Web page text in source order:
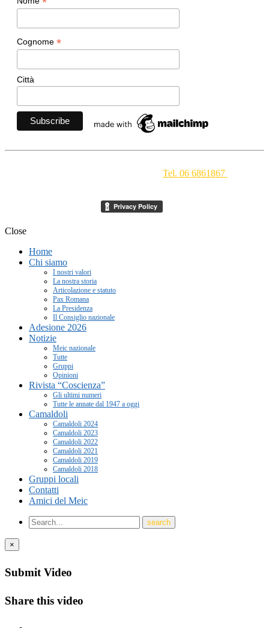
Cognome *
Città
Tel. 06 6861867
Close
Home
Chi siamo
I nostri valori
La nostra storia
Articolazione e statuto
Pax Romana
La Presidenza
Il Consiglio nazionale
Adesione 2026
Notizie
Meic nazionale
Tutte
Gruppi
Opinioni
Rivista “Coscienza”
Gli ultimi numeri
Tutte le annate dal 1947 a oggi
Camaldoli
Camaldoli 2024
Camaldoli 2023
Camaldoli 2022
Camaldoli 2021
Camaldoli 2019
Camaldoli 2018
Gruppi locali
Contatti
Amici del Meic
×
Submit Video
Share this video